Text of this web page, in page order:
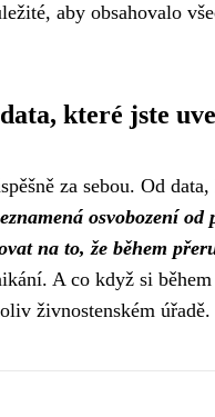
aby obsahovalo
které jste
za sebou. Od
osvobození
na to, že během
A co když si
živnostenském úřadě.